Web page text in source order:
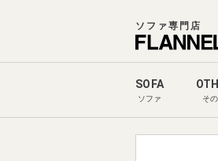
ソファ専門店
SOFA
ソファ そ